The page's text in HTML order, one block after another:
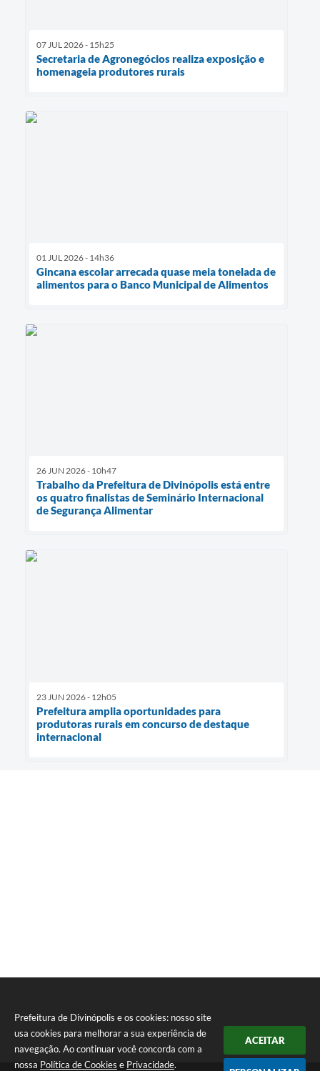
Prefeitura de Divinópolis e os cookies: nosso site
usa cookies para melhorar a sua experiência de
navegação. Ao continuar você concorda com a
nossa Política de Cookies e Privacidade.
ACEITAR
07 JUL 2026 - 15h25
Secretaria de Agronegócios realiza exposição e
homenageia produtores rurais
01 JUL 2026 - 14h36
Gincana escolar arrecada quase meia tonelada de
alimentos para o Banco Municipal de Alimentos
26 JUN 2026 - 10h47
Trabalho da Prefeitura de Divinópolis está entre
os quatro finalistas de Seminário Internacional
de Segurança Alimentar
23 JUN 2026 - 12h05
Prefeitura amplia oportunidades para
produtoras rurais em concurso de destaque
internacional